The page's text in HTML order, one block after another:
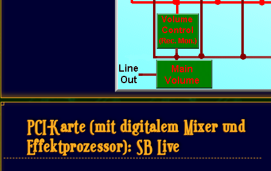
PCI-Karte (mit digitalem Mixer und
Effektprozessor): SB Live